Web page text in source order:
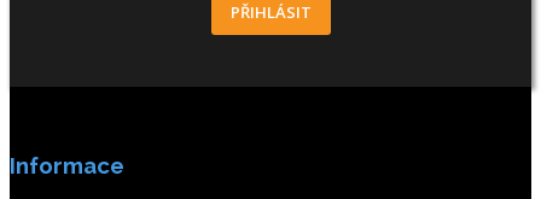
PŘIHLÁSIT
Informace